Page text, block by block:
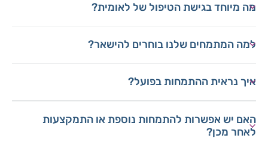
מה מיוחד בגישת הטיפול של לאומית?
למה המתמחים שלנו בוחרים להישאר?
איך נראית ההתמחות בפועל?
האם יש אפשרות להתמחות נוספת או התמקצעות
לאחר מכן?